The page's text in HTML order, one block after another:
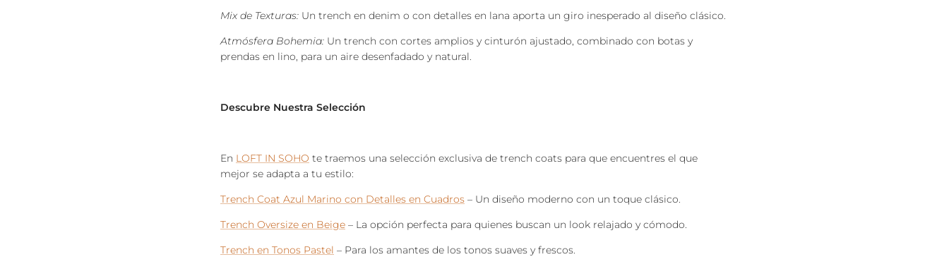
Mix de Texturas: Un trench en denim o con detalles en lana aporta un giro inesperado al diseño clásico.
Atmósfera Bohemia: Un trench con cortes amplios y cinturón ajustado, combinado con botas y
prendas en lino, para un aire desenfadado y natural.
Descubre Nuestra Selección
En LOFT IN SOHO te traemos una selección exclusiva de trench coats para que encuentres el que
mejor se adapta a tu estilo:
Trench Coat Azul Marino con Detalles en Cuadros – Un diseño moderno con un toque clásico.
Trench Oversize en Beige – La opción perfecta para quienes buscan un look relajado y cómodo.
Trench en Tonos Pastel – Para los amantes de los tonos suaves y frescos.